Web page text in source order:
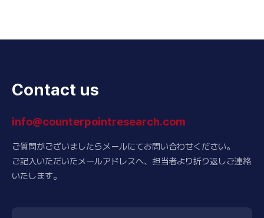
Contact us
info@counterpointresearch.com
ご質問がございましたらメールにてお問い合わせください。
ご記入いただいたメールアドレスへ、担当者より折り返しご連絡
いたします。